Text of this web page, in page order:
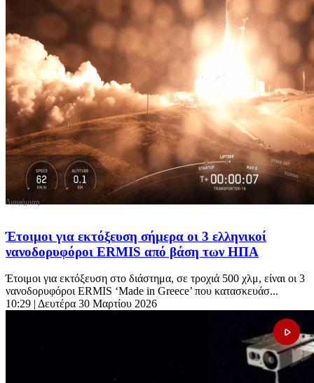
Έτοιμοι για εκτόξευση σήμερα οι 3 ελληνικοί
νανοδορυφόροι ERMIS από βάση των ΗΠΑ
Έτοιμοι για εκτόξευση στο διάστημα, σε τροχιά 500 χλμ, είναι οι 3
νανοδορυφόροι ERMIS ‘Made in Greece’ που κατασκευάσ...
10:29 | Δευτέρα 30 Μαρτίου 2026